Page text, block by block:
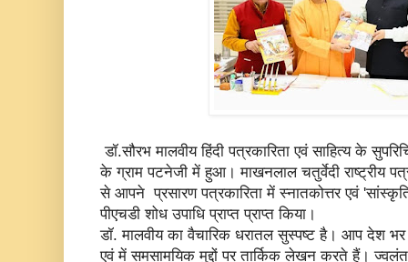
डॉ.सौरभ मालवीय हिंदी पत्रकारिता एवं साहित्य के
के ग्राम पटनेजी में हुआ। माखनलाल चतुर्वेदी राष्ट्रीय
से आपने प्रसारण पत्रकारिता में स्नातकोत्तर एवं
पीएचडी शोध उपाधि प्राप्त प्राप्त किया।
डॉ. मालवीय का वैचारिक धरातल सुस्पष्ट है। आप देश भर
एवं में समसामयिक मुद्दों पर तार्किक लेखन करते हैं। ज्वलंत